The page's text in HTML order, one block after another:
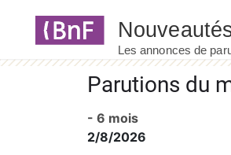
Parutions du
- 6 mois
2/8/2026